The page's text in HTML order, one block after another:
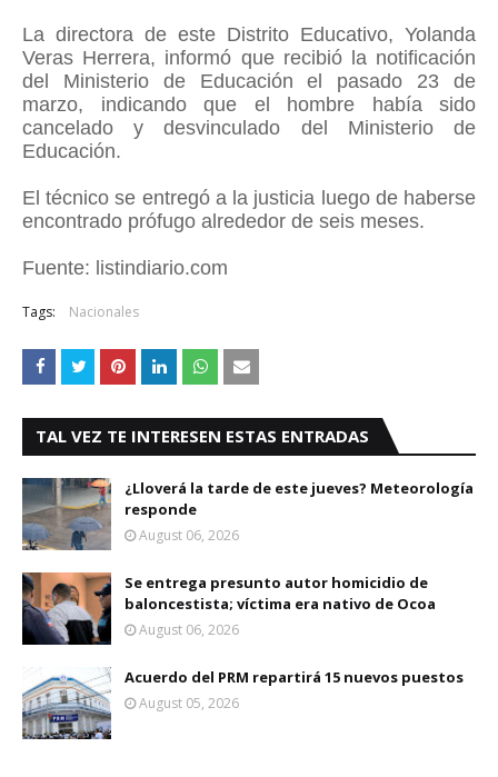
La directora de este Distrito Educativo, Yolanda
Veras Herrera, informó que recibió la notificación
del Ministerio de Educación el pasado 23 de
marzo, indicando que el hombre había sido
cancelado y desvinculado del Ministerio de
Educación.
El técnico se entregó a la justicia luego de haberse
encontrado prófugo alrededor de seis meses.
Fuente: listindiario.com
Tags: Nacionales
TAL VEZ TE INTERESEN ESTAS ENTRADAS
¿Lloverá la tarde de este jueves? Meteorología
responde
August 06, 2026
Se entrega presunto autor homicidio de
baloncestista; víctima era nativo de Ocoa
August 06, 2026
Acuerdo del PRM repartirá 15 nuevos puestos
August 05, 2026